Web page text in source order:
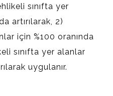
sınıfta yer
artırılarak, 2)
için %100 oranında
sınıfta yer alanlar
uygulanır.